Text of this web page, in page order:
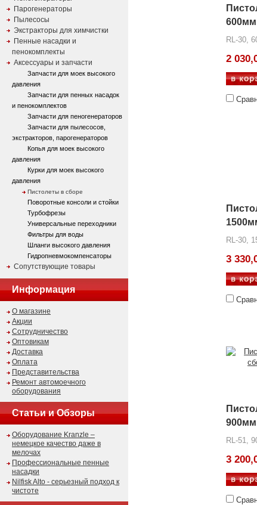
Парогенераторы
Пылесосы
Экстракторы для химчистки
Пенные насадки и
пенокомплекты
Аксессуары и запчасти
Запчасти для моек высокого
давления
Запчасти для пенных насадок
и пенокомплектов
Запчасти для пеногенераторов
Запчасти для пылесосов,
экстракторов, парогенераторов
Копья для моек высокого
давления
Курки для моек высокого
давления
Пистолеты в сборе
Поворотные консоли и стойки
Турбофрезы
Универсальные переходники
Фильтры для воды
Шланги высокого давления
Гидропневмокомпенсаторы
Сопутствующие товары
Информация
О магазине
Акции
Сотрудничество
Оптовикам
Доставка
Оплата
Представительства
Ремонт автомоечного
оборудования
Статьи и Обзоры
Оборудование Kranzle –
немецкое качество даже в
мелочах
Профессиональные пенные
насадки
Nilfisk Alto - серьезный подход к
чистоте
600мм
RL-30,
2
RL-30,
3
900мм
RL-51,
3